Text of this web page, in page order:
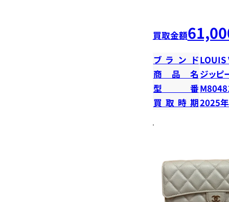
買取金額
ブランドLOUIS
商品名 ジッピ
型番
買取時期2025